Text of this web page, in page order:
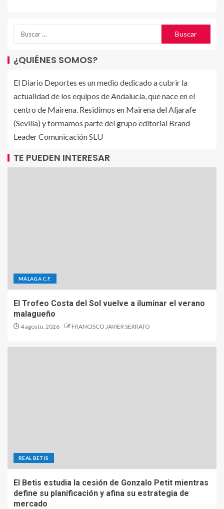
¿QUIÉNES SOMOS?
El Diario Deportes es un medio dedicado a cubrir la
actualidad de los equipos de Andalucía, que nace en el
centro de Mairena. Residimos en Mairena del Aljarafe
(Sevilla) y formamos parte del grupo editorial Brand
Leader Comunicación SLU
TE PUEDEN INTERESAR
MÁLAGA C.F.
El Trofeo Costa del Sol vuelve a iluminar el verano
malagueño
4 agosto, 2026 FRANCISCO JAVIER SERRATO
REAL BETIS
El Betis estudia la cesión de Gonzalo Petit mientras
define su planificación y afina su estrategia de
mercado